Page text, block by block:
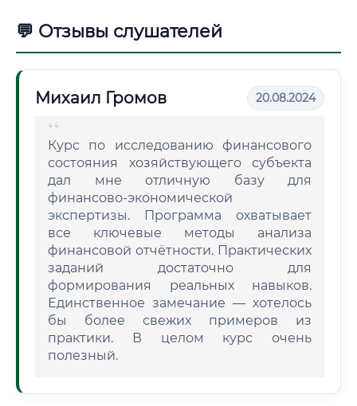
💬 Отзывы слушателей
Михаил Громов 20.08.2024
Курс по исследованию финансового
состояния хозяйствующего субъекта
дал мне отличную базу для
финансово-экономической
экспертизы. Программа охватывает
все ключевые методы анализа
финансовой отчётности. Практических
заданий достаточно для
формирования реальных навыков.
Единственное замечание — хотелось
бы более свежих примеров из
практики. В целом курс очень
полезный.